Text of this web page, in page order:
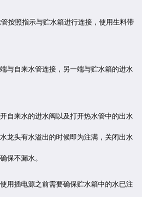
按照指示与贮水箱进行连接，使用生料带
与自来水管连接，另一端与贮水箱的进水
自来水的进水阀以及打开热水管中的出水
龙头有水溢出的时候即为注满，关闭出水
保不漏水。
用插电源之前需要确保贮水箱中的水已注